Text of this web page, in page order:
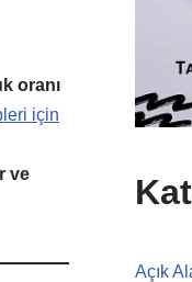
oranı
için
ve
Açık